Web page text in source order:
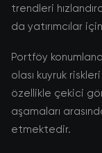
trendleri
da yatırımcılar
Portföy
olası kuyruk
özellikle çekici
aşamaları
etmektedir.